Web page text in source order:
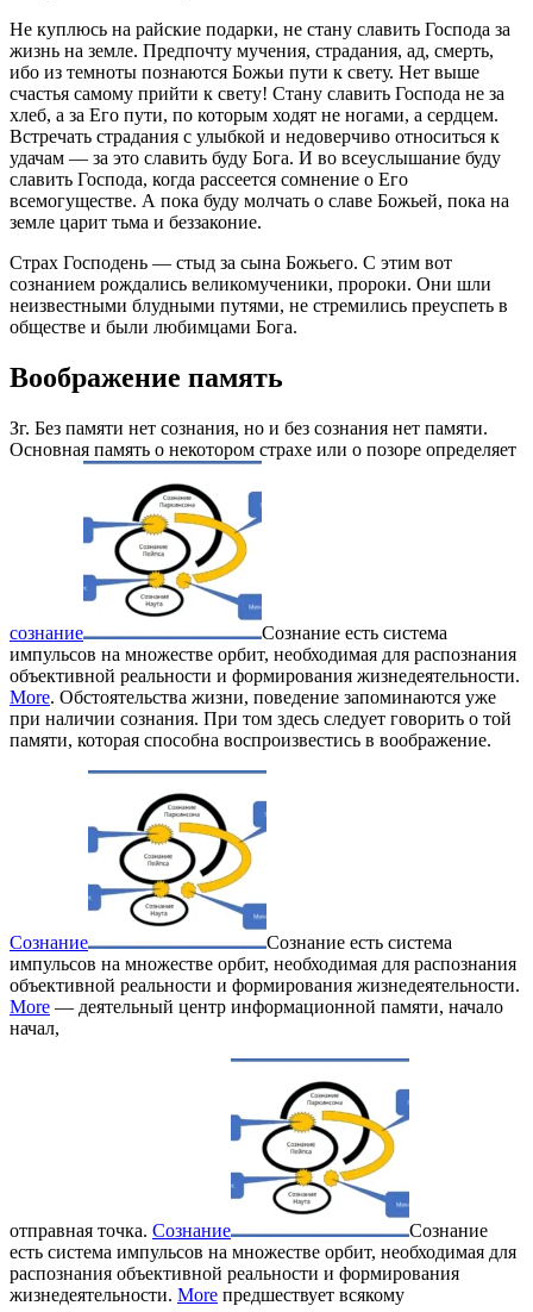
Не куплюсь на райские подарки, не стану славить Господа за
жизнь на земле. Предпочту мучения, страдания, ад, смерть,
ибо из темноты познаются Божьи пути к свету. Нет выше
счастья самому прийти к свету! Стану славить Господа не за
хлеб, а за Его пути, по которым ходят не ногами, а сердцем.
Встречать страдания с улыбкой и недоверчиво относиться к
удачам — за это славить буду Бога. И во всеуслышание буду
славить Господа, когда рассеется сомнение о Его
всемогуществе. А пока буду молчать о славе Божьей, пока на
земле царит тьма и беззаконие.
Страх Господень — стыд за сына Божьего. С этим вот
сознанием рождались великомученики, пророки. Они шли
неизвестными блудными путями, не стремились преуспеть в
обществе и были любимцами Бога.
Воображение память
Зг. Без памяти нет сознания, но и без сознания нет памяти.
Основная память о некотором страхе или о позоре определяет
сознание
Сознание есть система
импульсов на множестве орбит, необходимая для распознания
объективной реальности и формирования жизнедеятельности.
More. Обстоятельства жизни, поведение запоминаются уже
при наличии сознания. При том здесь следует говорить о той
памяти, которая способна воспроизвестись в воображение.
Сознание
Сознание есть система
импульсов на множестве орбит, необходимая для распознания
объективной реальности и формирования жизнедеятельности.
More — деятельный центр информационной памяти, начало
начал,
отправная точка. Сознание
Сознание
есть система импульсов на множестве орбит, необходимая для
распознания объективной реальности и формирования
жизнедеятельности. More предшествует всякому